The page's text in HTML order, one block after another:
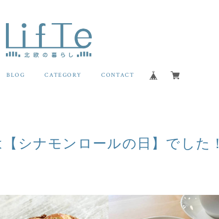
BLOG CATEGORY CONTACT
ナモンロールの日】でした！